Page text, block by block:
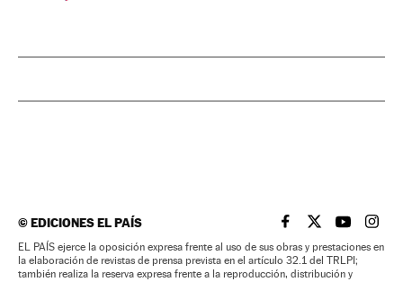
©EDICIONES EL PAÍS EL PAÍS BRASIL EN
EL PAÍSEL PAÍS
EL
EL PAÍS ejerce la oposición expresa frente al uso de sus obras y prestaciones en
la elaboración de revistas de prensa prevista en el artículo 32.1 del TRLPI;
también realiza la reserva expresa frente a la reproducción, distribución y